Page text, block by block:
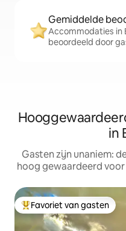
Gemiddelde
Accommodaties in
beoordeeld door
in
Gasten zijn unaniem:
hoog gewaardeerd
Topfavoriet van gasten
Favoriet van gasten